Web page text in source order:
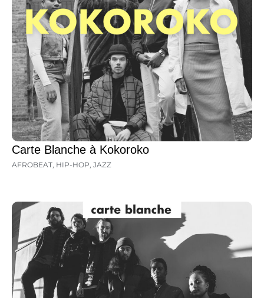
Carte Blanche à Kokoroko
AFROBEAT, HIP-HOP, JAZZ